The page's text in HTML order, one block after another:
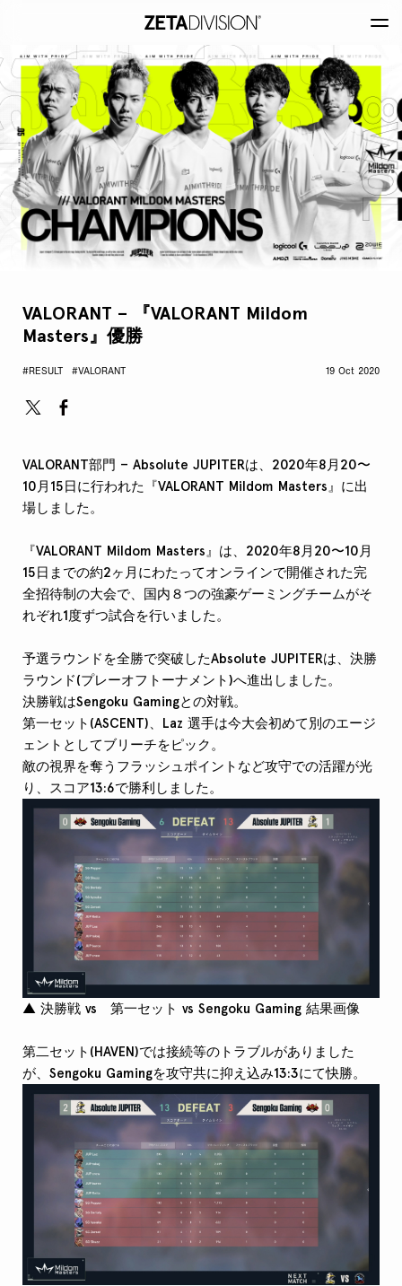
VALORANT – 『VALORANT Mildom
Masters』優勝
#RESULT #VALORANT 19 Oct 2020
VALORANT部門 – Absolute JUPITERは、2020年8月20〜
10月15日に行われた『VALORANT Mildom Masters』に出
場しました。
『VALORANT Mildom Masters』は、2020年8月20〜10月
15日までの約2ヶ月にわたってオンラインで開催された完
全招待制の大会で、国内８つの強豪ゲーミングチームがそ
れぞれ1度ずつ試合を行いました。
予選ラウンドを全勝で突破したAbsolute JUPITERは、決勝
ラウンド(プレーオフトーナメント)へ進出しました。
決勝戦はSengoku Gamingとの対戦。
第一セット(ASCENT)、Laz 選手は今大会初めて別のエージ
ェントとしてブリーチをピック。
敵の視界を奪うフラッシュポイントなど攻守での活躍が光
り、スコア13:6で勝利しました。
▲ 決勝戦 vs 第一セット vs Sengoku Gaming 結果画像
第二セット(HAVEN)では接続等のトラブルがありました
が、Sengoku Gamingを攻守共に抑え込み13:3にて快勝。